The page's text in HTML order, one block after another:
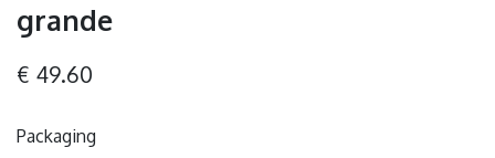
grande
€ 49.60
Packaging